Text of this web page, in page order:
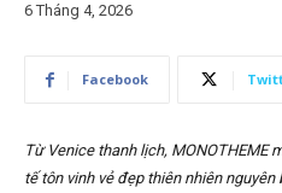
6 Tháng 4, 2026
Facebook
Từ Venice thanh lịch, MONOTHEME
tế tôn vinh vẻ đẹp thiên nhiên nguyên